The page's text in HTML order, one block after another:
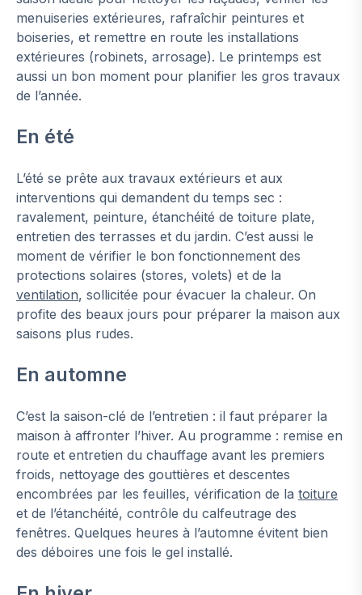
menuiseries extérieures, rafraîchir peintures et
boiseries, et remettre en route les installations
extérieures (robinets, arrosage). Le printemps est
aussi un bon moment pour planifier les gros travaux
de l’année.
En été
L’été se prête aux travaux extérieurs et aux
interventions qui demandent du temps sec :
ravalement, peinture, étanchéité de toiture plate,
entretien des terrasses et du jardin. C’est aussi le
moment de vérifier le bon fonctionnement des
protections solaires (stores, volets) et de la
ventilation, sollicitée pour évacuer la chaleur. On
profite des beaux jours pour préparer la maison aux
saisons plus rudes.
En automne
C’est la saison-clé de l’entretien : il faut préparer la
maison à affronter l’hiver. Au programme : remise en
route et entretien du chauffage avant les premiers
froids, nettoyage des gouttières et descentes
encombrées par les feuilles, vérification de la toiture
et de l’étanchéité, contrôle du calfeutrage des
fenêtres. Quelques heures à l’automne évitent bien
des déboires une fois le gel installé.